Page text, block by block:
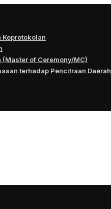
Keprotokolan
of Ceremony/MC)
terhadap Pencitraan Daerah